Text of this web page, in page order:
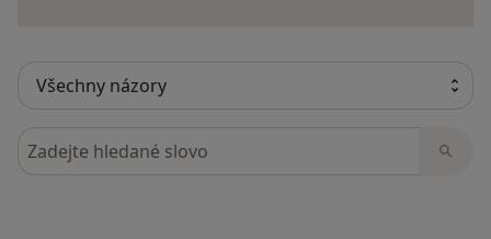
Hledejte v názorech